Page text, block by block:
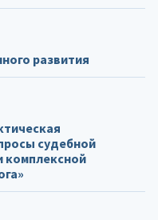
развития
судебной
комплексной